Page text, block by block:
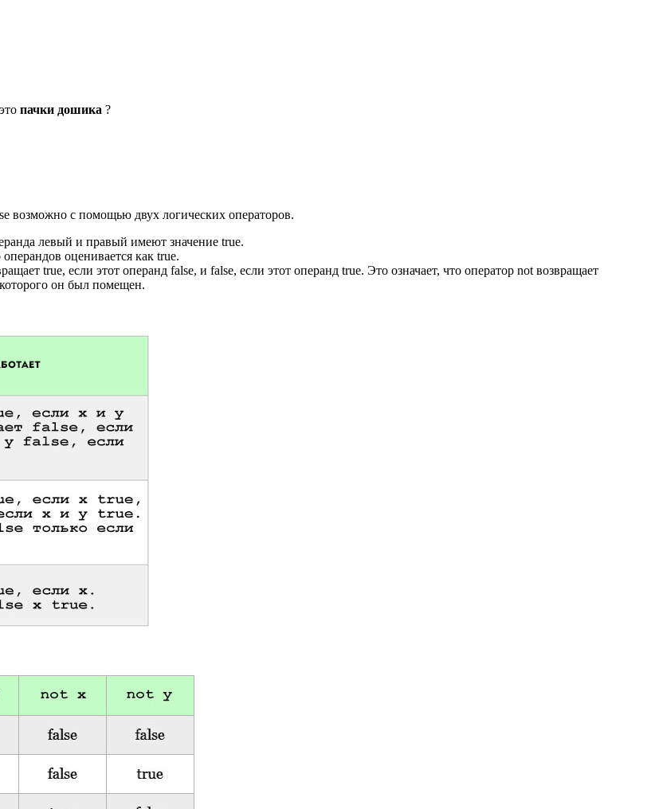
пачки дошика ?
возможно с помощью двух логических операторов.
левый и правый имеют значение true.
оценивается как true.
true, если этот операнд false, и false, если этот операнд true. Это означает, что оператор not возвращает
он был помещен.